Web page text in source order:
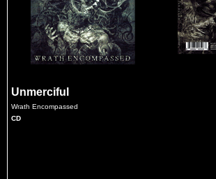
Unmerciful
Wrath Encompassed
CD